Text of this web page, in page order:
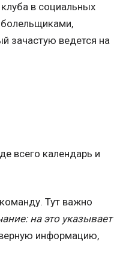
в социальных
болельщиками,
зачастую ведется на
всего календарь и
Тут важно
на это указывает
информацию,